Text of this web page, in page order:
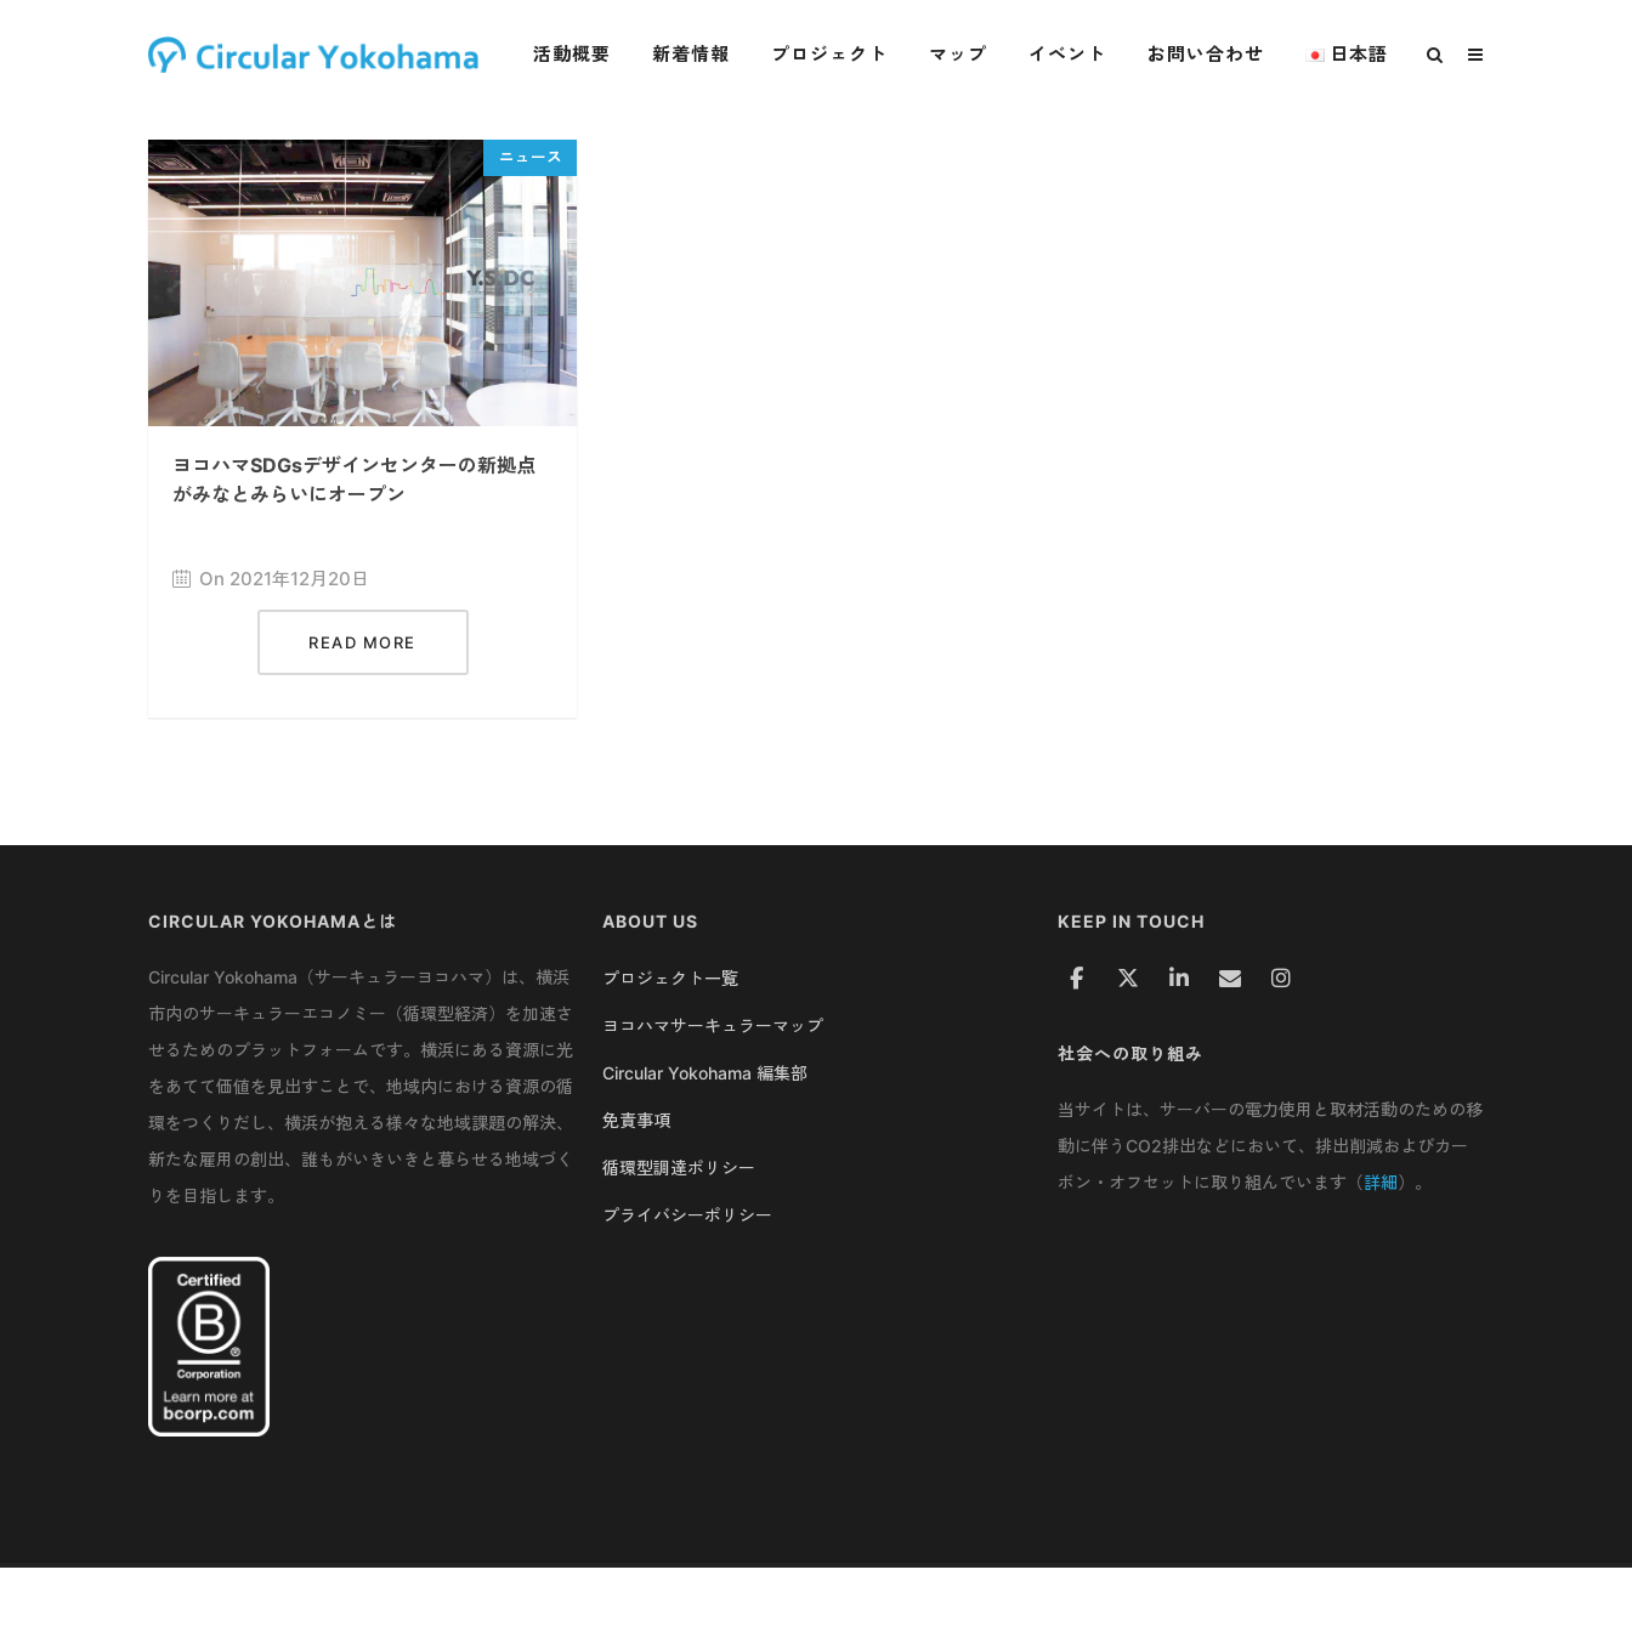
活動概要 新着情報 プロジェクト マップ イベント お問い合わせ 日本語
ヨコハマSDGsデザインセンターの新拠点
がみなとみらいにオープン
On 2021年12月20日
READ MORE
CIRCULAR YOKOHAMAとは
Circular Yokohama（サーキュラーヨコハマ）は、横浜
市内のサーキュラーエコノミー（循環型経済）を加速さ
せるためのプラットフォームです。横浜にある資源に光
をあてて価値を見出すことで、地域内における資源の循
環をつくりだし、横浜が抱える様々な地域課題の解決、
新たな雇用の創出、誰もがいきいきと暮らせる地域づく
りを目指します。
ABOUT US
プロジェクト一覧
ヨコハマサーキュラーマップ
Circular Yokohama 編集部
免責事項
循環型調達ポリシー
プライバシーポリシー
KEEP IN TOUCH
社会への取り組み
当サイトは、サーバーの電力使用と取材活動のための移
動に伴うCO2排出などにおいて、排出削減およびカー
ボン・オフセットに取り組んでいます（詳細）。